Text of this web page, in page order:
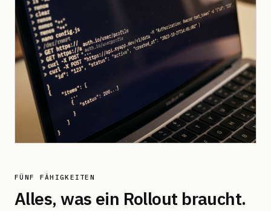
FÜNF FÄHIGKEITEN
Alles, was ein Rollout braucht.